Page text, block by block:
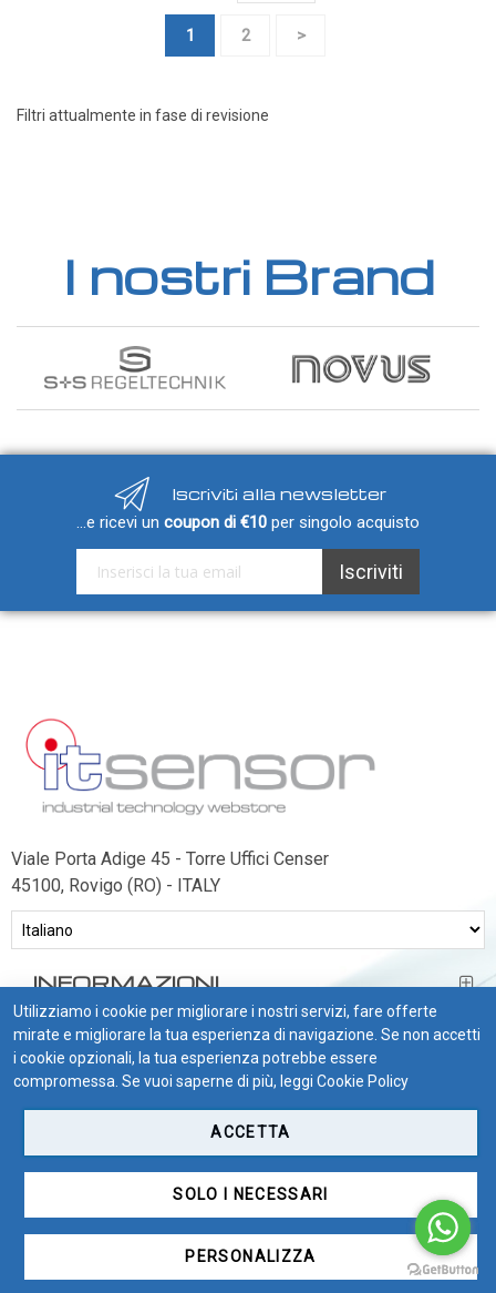
1 2 >
Filtri attualmente in fase di revisione
I nostri Brand
Iscriviti alla newsletter
...e ricevi un coupon di €10 per singolo acquisto
Iscriviti alla nostra Newsletter: Iscriviti
Viale Porta Adige 45 - Torre Uffici Censer
45100, Rovigo (RO) - ITALY
INFORMAZIONI
BISOGNO DI AIUTO?
CONDIZIONI DI VENDITA
ITSensor S.r.l. | P. IVA 01436820292 | SDI M5UXCR1
Utilizziamo i cookie per migliorare i nostri servizi, fare offerte
mirate e migliorare la tua esperienza di navigazione. Se non accetti
i cookie opzionali, la tua esperienza potrebbe essere
compromessa. Se vuoi saperne di più, leggi Cookie Policy
ACCETTA
SOLO I NECESSARI
PERSONALIZZA